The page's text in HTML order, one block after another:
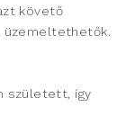
követő
üzemeltethetők.
született, így